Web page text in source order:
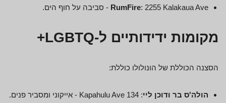
RumFire: 2255 Kalakaua Ave - סביבה על חוף הים.
מקומות ידידותיים ל-LGBTQ+
הסצנה הכוללת של הונולולו כוללת:
הולה'ס בר ודוכן ליי: 134 Kapahulu Ave - אייקוני ומסביר פנים.